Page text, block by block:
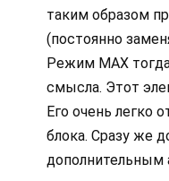
таким образом
(постоянно
Режим MAX
смысла. Этот
Его очень легко
блока. Сразу же
дополнительным